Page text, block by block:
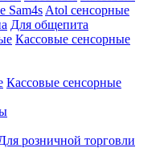
Sam4s Atol сенсорные
Для общепита
Кассовые сенсорные
Кассовые сенсорные
розничной торговли